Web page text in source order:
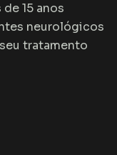
15 anos
neurológicos
tratamento